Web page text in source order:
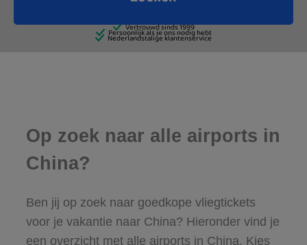
Op zoek naar alle airports in
China?
Ben jij op zoek naar goedkope vliegtickets
voor je vakantie naar China? Hieronder vind je
een overzicht met alle airports in China. Kies